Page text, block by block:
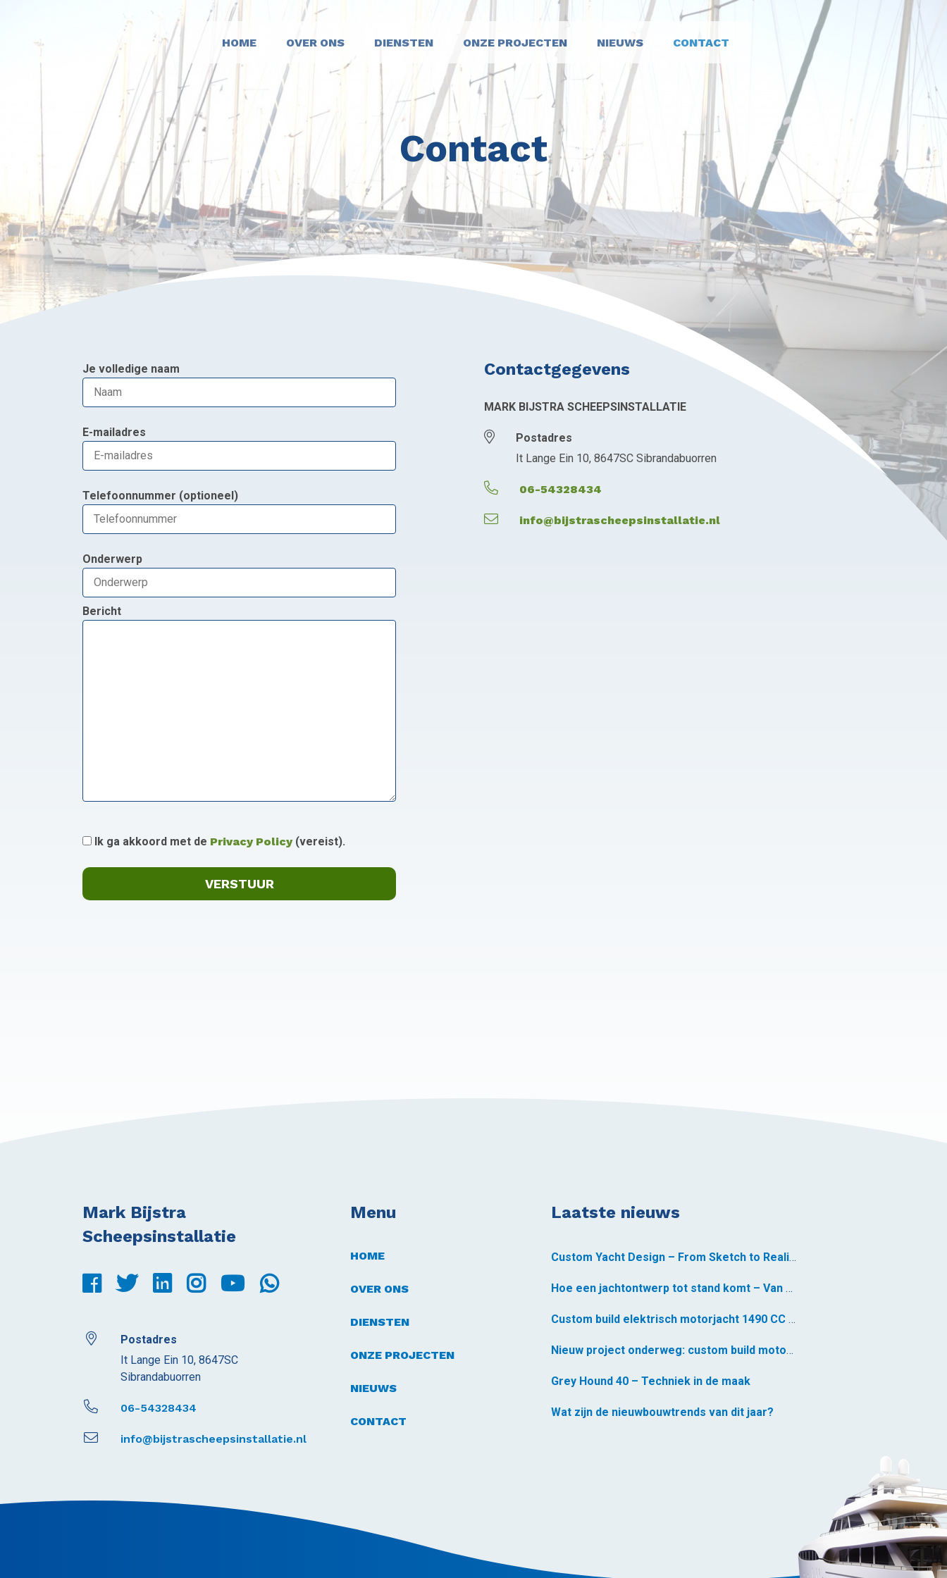
HOME OVER ONS DIENSTEN ONZE PROJECTEN NIEUWS CONTACT
Contact
Je volledige naam
E-mailadres
Telefoonnummer (optioneel)
Onderwerp
Bericht
Ik ga akkoord met de Privacy Policy(vereist).
Contactgegevens
MARK BIJSTRA SCHEEPSINSTALLATIE
Postadres
It Lange Ein 10, 8647SC Sibrandabuorren
06-54328434
info@bijstrascheepsinstallatie.nl
Mark Bijstra
Scheepsinstallatie
Postadres
It Lange Ein 10, 8647SC
Sibrandabuorren
06-54328434
info@bijstrascheepsinstallatie.nl
Menu
HOME
OVER ONS
DIENSTEN
ONZE PROJECTEN
NIEUWS
CONTACT
Laatste nieuws
Custom Yacht Design – From Sketch to Reality
Hoe een jachtontwerp tot stand komt – Van schets tot realiteit *
Custom build elektrisch motorjacht 1490 CC – voormontage gestart
Nieuw project onderweg: custom build motorjacht 1490 CC
Grey Hound 40 – Techniek in de maak
Wat zijn de nieuwbouwtrends van dit jaar?